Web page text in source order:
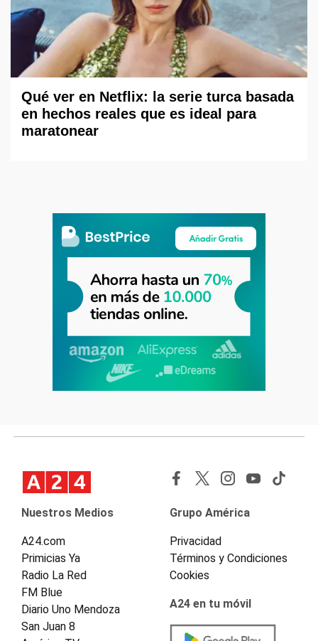
Qué ver en Netflix: la serie turca basada
en hechos reales que es ideal para
maratonear
Nuestros Medios
A24.com
Primicias Ya
Radio La Red
FM Blue
Diario Uno Mendoza
San Juan 8
Grupo América
Privacidad
Términos y Condiciones
Cookies
A24 en tu móvil